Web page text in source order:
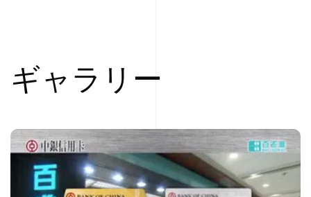
ギャラリー